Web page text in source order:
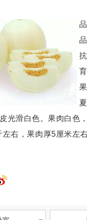
光滑白色。果肉白色
左右，果肉厚5厘米左